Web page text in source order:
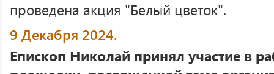
проведена акция "Белый цветок".
9 Декабря 2024.
Епископ Николай принял участие в